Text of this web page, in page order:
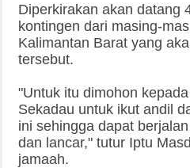
Diperkirakan akan datang
kontingen dari masing-
Kalimantan Barat yang
tersebut.
"Untuk itu dimohon
Sekadau untuk ikut andil
ini sehingga dapat
dan lancar," tutur Iptu
jamaah.